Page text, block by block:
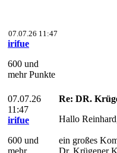
07.07.26 11:47
irifue
600 und
mehr Punkte
07.07.26
11:47
irifue
600 und
mehr
Re: DR.
Hallo
ein großes
Dr. Krügener